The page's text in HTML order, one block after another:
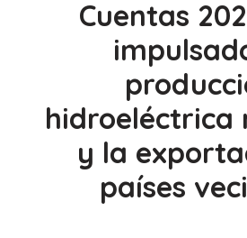
Cuentas
hidroeléctrica
y la
países